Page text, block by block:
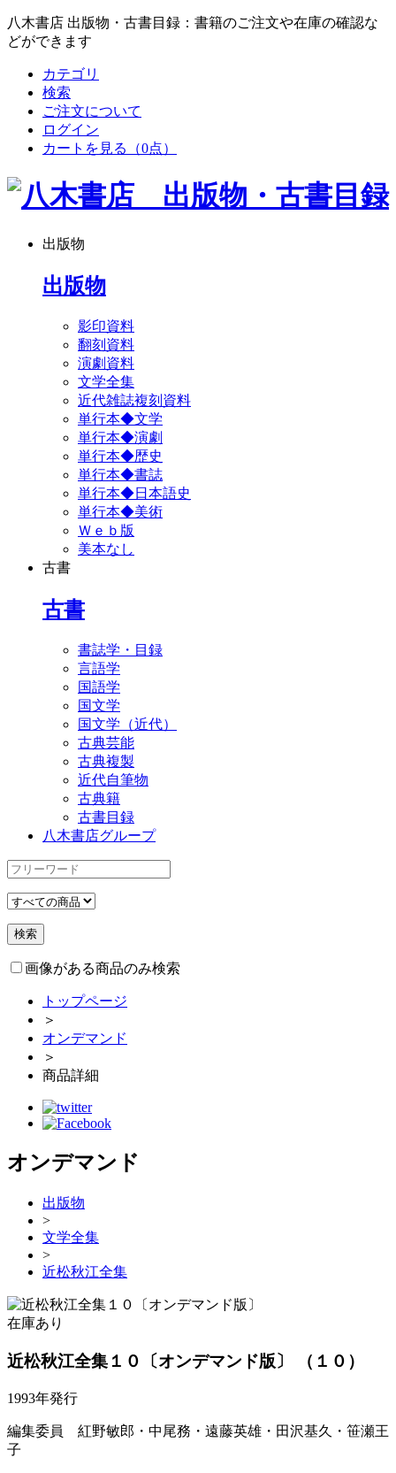
八木書店 出版物・古書目録：書籍のご注文や在庫の確認な
どができます
カテゴリ
検索
ご注文について
ログイン
カートを見る
（0点）
出版物
出版物
影印資料
翻刻資料
演劇資料
文学全集
近代雑誌複刻資料
単行本◆文学
単行本◆演劇
単行本◆歴史
単行本◆書誌
単行本◆日本語史
単行本◆美術
Ｗｅｂ版
美本なし
古書
古書
書誌学・目録
言語学
国語学
国文学
国文学（近代）
古典芸能
古典複製
近代自筆物
古典籍
古書目録
八木書店グループ
画像がある商品のみ検索
トップページ
＞
オンデマンド
＞
商品詳細
オンデマンド
出版物
>
文学全集
>
近松秋江全集
在庫あり
近松秋江全集１０〔オンデマンド版〕 （１０）
1993年発行
編集委員 紅野敏郎・中尾務・遠藤英雄・田沢基久・笹瀬王
子